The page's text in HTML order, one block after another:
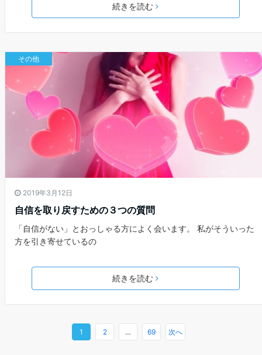
続きを読む
その他
2019年3月12日
自信を取り戻すための３つの質問
「自信がない」とおっしゃる方によく会います。 私がそういった
方を引き寄せているの
続きを読む
1 2 … 69 次へ